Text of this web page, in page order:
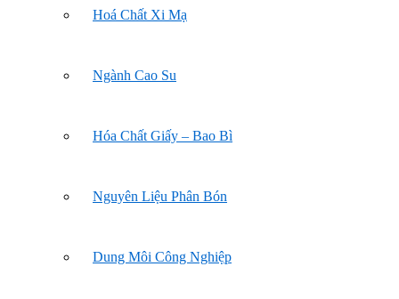
Hoá Chất Xi Mạ
Ngành Cao Su
Hóa Chất Giấy – Bao Bì
Nguyên Liệu Phân Bón
Dung Môi Công Nghiệp